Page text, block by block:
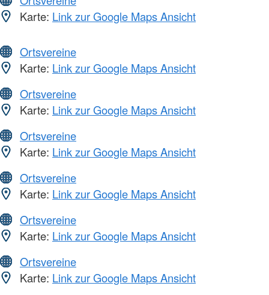
Karte: Link zur Google Maps Ansicht
Ortsvereine
Karte: Link zur Google Maps Ansicht
Ortsvereine
Karte: Link zur Google Maps Ansicht
Ortsvereine
Karte: Link zur Google Maps Ansicht
Ortsvereine
Karte: Link zur Google Maps Ansicht
Ortsvereine
Karte: Link zur Google Maps Ansicht
Ortsvereine
Karte: Link zur Google Maps Ansicht